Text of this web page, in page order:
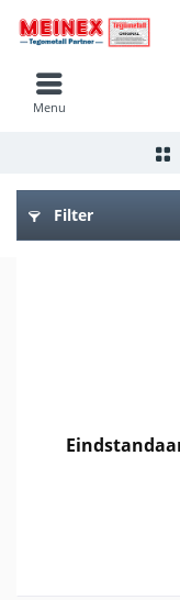
Menu
Filter